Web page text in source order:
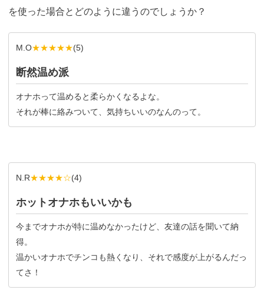
を使った場合とどのように違うのでしょうか？
M.O★★★★★(5)
断然温め派
オナホって温めると柔らかくなるよな。
それが棒に絡みついて、気持ちいいのなんのって。
N.R★★★★☆(4)
ホットオナホもいいかも
今までオナホが特に温めなかったけど、友達の話を聞いて納
得。
温かいオナホでチンコも熱くなり、それで感度が上がるんだっ
てさ！